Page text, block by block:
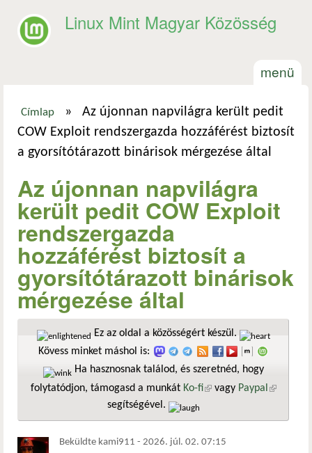
Linux Mint Magyar Közösség
menü
Jelenlegi hely
Címlap »
Az újonnan napvilágra került pedit
COW Exploit rendszergazda hozzáférést biztosít
a gyorsítótárazott binárisok mérgezése által
Az újonnan napvilágra
került pedit COW Exploit
rendszergazda
hozzáférést biztosít a
gyorsítótárazott binárisok
mérgezése által
Ez az oldal a közösségért készül.
Kövess minket máshol is:
Ha hasznosnak találod, és szeretnéd, hogy
folytatódjon, támogasd a munkát Ko-fi(külső hivatkozás)
vagy Paypal
segítségével.
Beküldte kami911 - 2026. júl. 02. 07:15